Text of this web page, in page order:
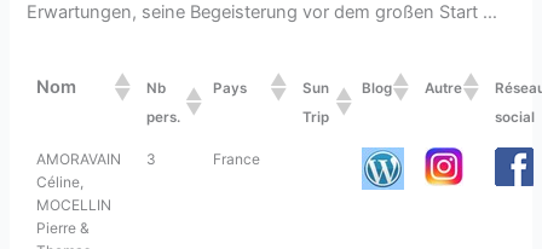
Erwartungen, seine Begeisterung vor dem großen Start …
Nom
Nb
pers.
Pays
Sun
Trip
Blog Autre
social
AMORAVAIN
Céline,
MOCELLIN
Pierre &
3 France